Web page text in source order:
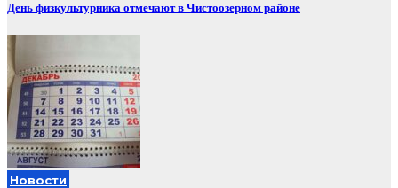
День физкультурника отмечают в Чистоозерном районе
Новости